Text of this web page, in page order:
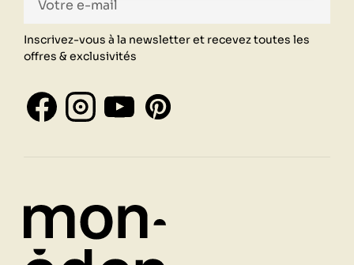
Inscrivez-vous à la newsletter et recevez toutes les
offres & exclusivités